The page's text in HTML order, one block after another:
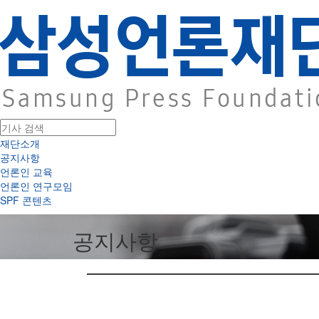
재단소개
공지사항
언론인 교육
언론인 연구모임
SPF 콘텐츠
공지사항